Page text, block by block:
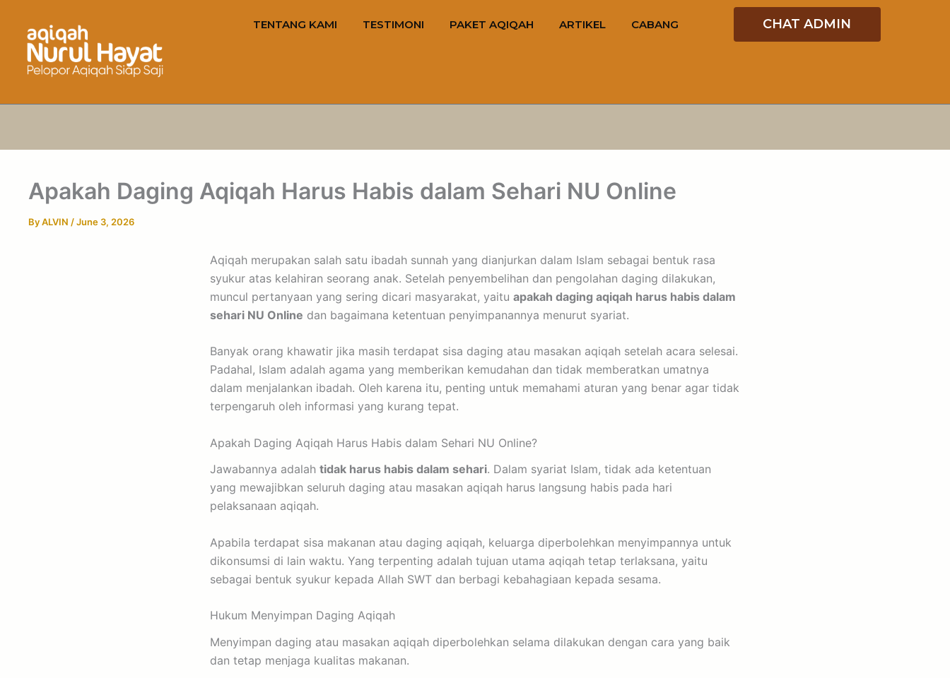
TENTANG KAMI TESTIMONI PAKET AQIQAH ARTIKEL CABANG CHAT ADMIN
Apakah Daging Aqiqah Harus Habis dalam Sehari NU Online
ByALVIN /June 3, 2026
Aqiqah merupakan salah satu ibadah sunnah yang dianjurkan dalam Islam sebagai bentuk rasa
syukur atas kelahiran seorang anak. Setelah penyembelihan dan pengolahan daging dilakukan,
muncul pertanyaan yang sering dicari masyarakat, yaitu apakah daging aqiqah harus habis dalam
sehari NU Online dan bagaimana ketentuan penyimpanannya menurut syariat.
Banyak orang khawatir jika masih terdapat sisa daging atau masakan aqiqah setelah acara selesai.
Padahal, Islam adalah agama yang memberikan kemudahan dan tidak memberatkan umatnya
dalam menjalankan ibadah. Oleh karena itu, penting untuk memahami aturan yang benar agar tidak
terpengaruh oleh informasi yang kurang tepat.
Apakah Daging Aqiqah Harus Habis dalam Sehari NU Online?
Jawabannya adalah tidak harus habis dalam sehari. Dalam syariat Islam, tidak ada ketentuan
yang mewajibkan seluruh daging atau masakan aqiqah harus langsung habis pada hari
pelaksanaan aqiqah.
Apabila terdapat sisa makanan atau daging aqiqah, keluarga diperbolehkan menyimpannya untuk
dikonsumsi di lain waktu. Yang terpenting adalah tujuan utama aqiqah tetap terlaksana, yaitu
sebagai bentuk syukur kepada Allah SWT dan berbagi kebahagiaan kepada sesama.
Hukum Menyimpan Daging Aqiqah
Menyimpan daging atau masakan aqiqah diperbolehkan selama dilakukan dengan cara yang baik
dan tetap menjaga kualitas makanan.